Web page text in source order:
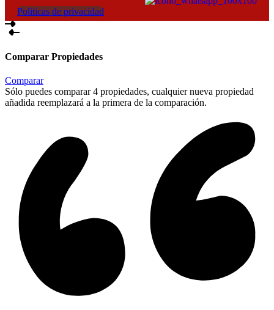
Politicas de privacidad
Comparar Propiedades
Comparar
Sólo puedes comparar 4 propiedades, cualquier nueva propiedad
añadida reemplazará a la primera de la comparación.